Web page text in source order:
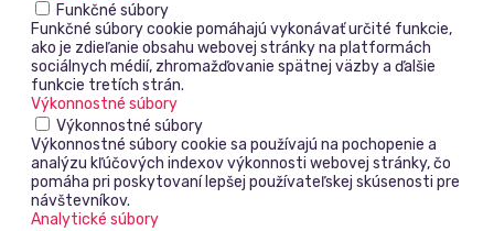
Funkčné súbory
Funkčné súbory cookie pomáhajú vykonávať určité funkcie,
ako je zdieľanie obsahu webovej stránky na platformách
sociálnych médií, zhromažďovanie spätnej väzby a ďalšie
funkcie tretích strán.
Výkonnostné súbory
Výkonnostné súbory
Výkonnostné súbory cookie sa používajú na pochopenie a
analýzu kľúčových indexov výkonnosti webovej stránky, čo
pomáha pri poskytovaní lepšej používateľskej skúsenosti pre
návštevníkov.
Analytické súbory